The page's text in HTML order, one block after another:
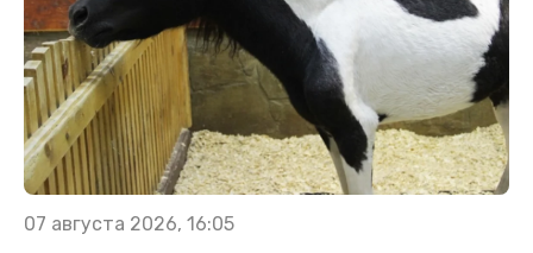
07 августа 2026, 16:05